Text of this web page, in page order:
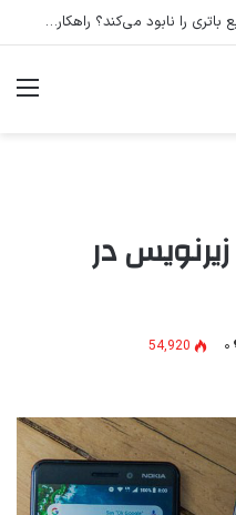
بررسی تخصصی: آیا واقعا شارژ سریع باتری را نابود می‌کند؟ راهکارهای عملی برای افزایش طول عمر باتری
در
۰
54,920